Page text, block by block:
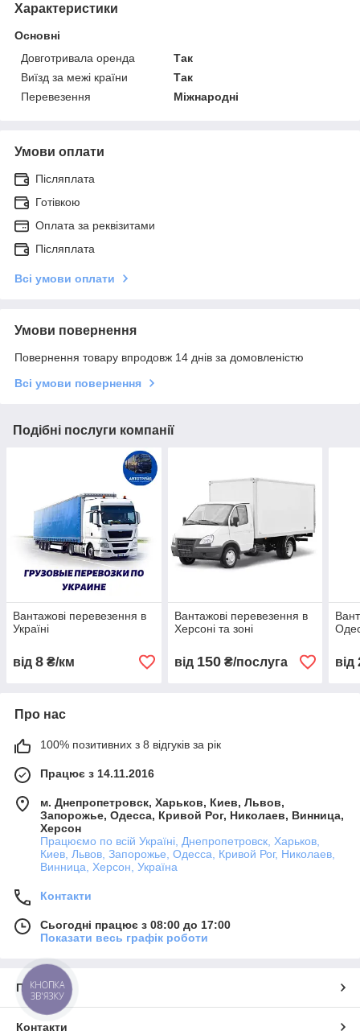
Характеристики
Основні
Довготривала оренда
Так
Виїзд за межі країни
Так
Перевезення
Міжнародні
Умови оплати
Післяплата
Готівкою
Оплата за реквізитами
Післяплата
Всі умови оплати
Умови повернення
Повернення товару впродовж 14 днів за домовленістю
Всі умови повернення
Подібні послуги компанії
Вантажові перевезення в
Україні
від 8 ₴/км
Вантажові перевезення в
Херсоні та зоні
від 150₴/послуга від
Про нас
100% позитивних з 8 відгуків за рік
Працює з 14.11.2016
м. Днепропетровск, Харьков, Киев, Львов,
Запорожье, Одесса, Кривой Рог, Николаев, Винница,
Херсон
Працюємо по всій Україні, Днепропетровск, Харьков,
Киев, Львов, Запорожье, Одесса, Кривой Рог, Николаев,
Винница, Херсон, Україна
Контакти
Сьогодні працює з 08:00 до 17:00
Показати весь графік роботи
Про нас
Контакти
КНОПКА
ЗВ'ЯЗКУ